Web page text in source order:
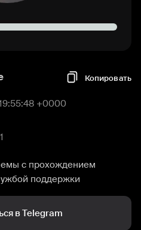
Копировать
+0000
с прохождением
поддержки
в Telegram